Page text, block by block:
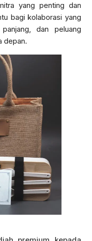
yang penting dan
bagi kolaborasi yang
dan peluang
depan.